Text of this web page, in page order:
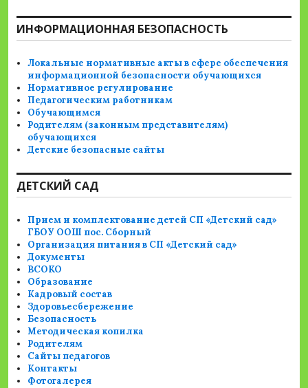
ИНФОРМАЦИОННАЯ БЕЗОПАСНОСТЬ
Локальные нормативные акты в сфере обеспечения
информационной безопасности обучающихся
Нормативное регулирование
Педагогическим работникам
Обучающимся
Родителям (законным представителям)
обучающихся
Детские безопасные сайты
ДЕТСКИЙ САД
Прием и комплектование детей СП «Детский сад»
ГБОУ ООШ пос. Сборный
Организация питания в СП «Детский сад»
Документы
ВСОКО
Образование
Кадровый состав
Здоровьесбережение
Безопасность
Методическая копилка
Родителям
Сайты педагогов
Контакты
Фотогалерея